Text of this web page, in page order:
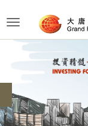
Toggle
navigation